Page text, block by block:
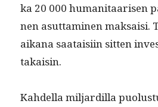
ka 20 000 human­i­taarisen
nen asut­ta­mi­nen mak­saisi.
aikana saataisi­in sit­ten
takaisin.
Kahdel­la mil­jardil­la